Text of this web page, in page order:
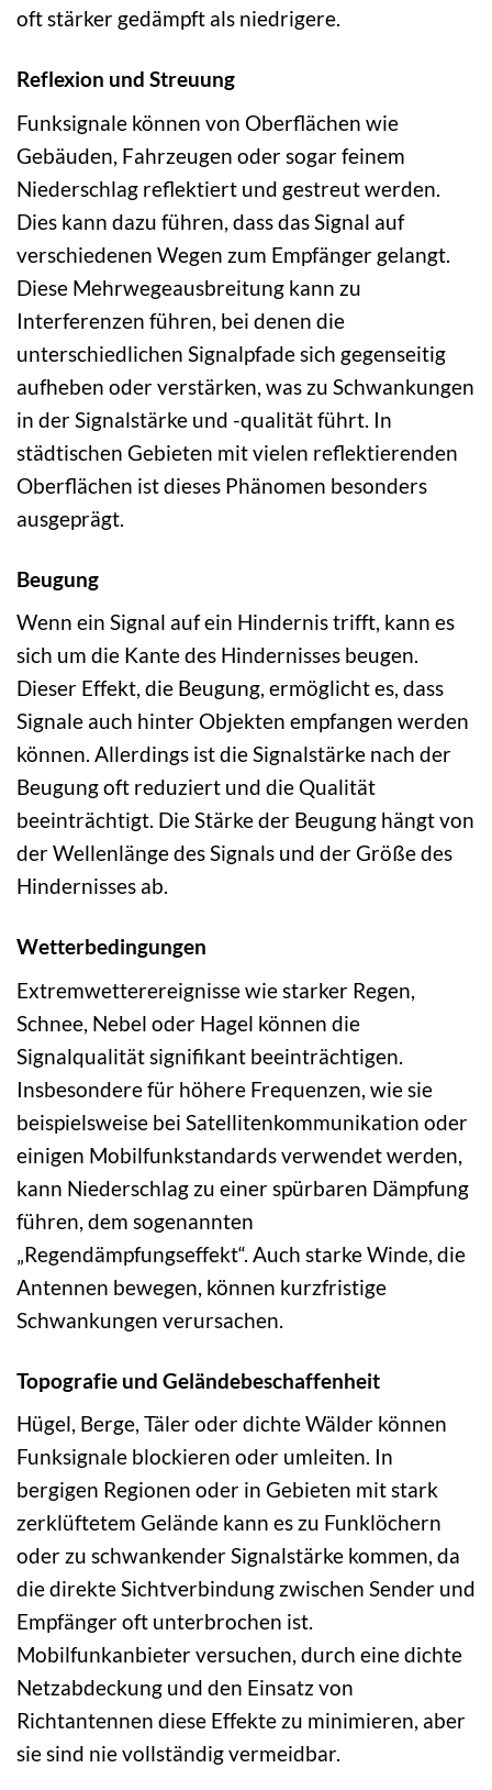
oft stärker gedämpft als niedrigere.
Reflexion und Streuung
Funksignale können von Oberflächen wie
Gebäuden, Fahrzeugen oder sogar feinem
Niederschlag reflektiert und gestreut werden.
Dies kann dazu führen, dass das Signal auf
verschiedenen Wegen zum Empfänger gelangt.
Diese Mehrwegeausbreitung kann zu
Interferenzen führen, bei denen die
unterschiedlichen Signalpfade sich gegenseitig
aufheben oder verstärken, was zu Schwankungen
in der Signalstärke und -qualität führt. In
städtischen Gebieten mit vielen reflektierenden
Oberflächen ist dieses Phänomen besonders
ausgeprägt.
Beugung
Wenn ein Signal auf ein Hindernis trifft, kann es
sich um die Kante des Hindernisses beugen.
Dieser Effekt, die Beugung, ermöglicht es, dass
Signale auch hinter Objekten empfangen werden
können. Allerdings ist die Signalstärke nach der
Beugung oft reduziert und die Qualität
beeinträchtigt. Die Stärke der Beugung hängt von
der Wellenlänge des Signals und der Größe des
Hindernisses ab.
Wetterbedingungen
Extremwetterereignisse wie starker Regen,
Schnee, Nebel oder Hagel können die
Signalqualität signifikant beeinträchtigen.
Insbesondere für höhere Frequenzen, wie sie
beispielsweise bei Satellitenkommunikation oder
einigen Mobilfunkstandards verwendet werden,
kann Niederschlag zu einer spürbaren Dämpfung
führen, dem sogenannten
„Regendämpfungseffekt“. Auch starke Winde, die
Antennen bewegen, können kurzfristige
Schwankungen verursachen.
Topografie und Geländebeschaffenheit
Hügel, Berge, Täler oder dichte Wälder können
Funksignale blockieren oder umleiten. In
bergigen Regionen oder in Gebieten mit stark
zerklüftetem Gelände kann es zu Funklöchern
oder zu schwankender Signalstärke kommen, da
die direkte Sichtverbindung zwischen Sender und
Empfänger oft unterbrochen ist.
Mobilfunkanbieter versuchen, durch eine dichte
Netzabdeckung und den Einsatz von
Richtantennen diese Effekte zu minimieren, aber
sie sind nie vollständig vermeidbar.